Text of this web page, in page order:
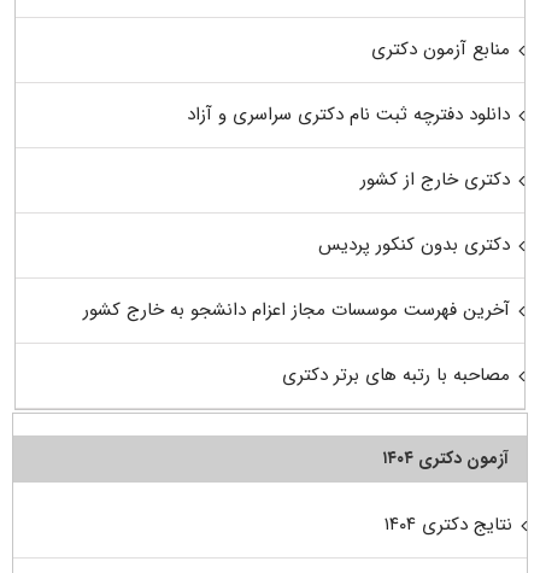
منابع آزمون دکتری
دانلود دفترچه ثبت نام دکتری سراسری و آزاد
دکتری خارج از کشور
دکتری بدون کنکور پردیس
آخرین فهرست موسسات مجاز اعزام دانشجو به خارج کشور
مصاحبه با رتبه های برتر دکتری
آزمون دکتری ۱۴۰۴
نتایج دکتری ۱۴۰۴